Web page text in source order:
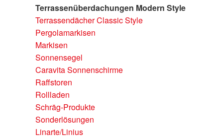
Terrassenüberdachungen Modern Style
Terrassendächer Classic Style
Pergolamarkisen
Markisen
Sonnensegel
Caravita Sonnenschirme
Raffstoren
Rollladen
Schräg-Produkte
Sonderlösungen
Linarte/Linius